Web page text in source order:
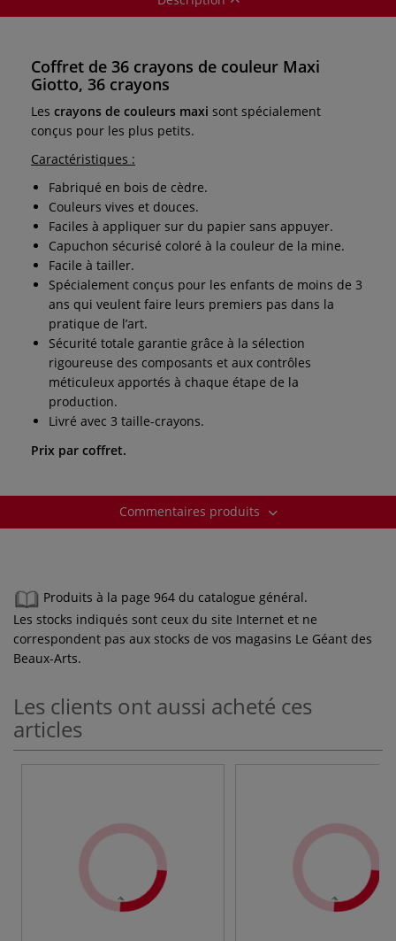
Coffret de 36 crayons de couleur Maxi
Giotto, 36 crayons
Les crayons de couleurs maxi sont spécialement
conçus pour les plus petits.
Caractéristiques :
Fabriqué en bois de cèdre.
Couleurs vives et douces.
Faciles à appliquer sur du papier sans appuyer.
Capuchon sécurisé coloré à la couleur de la mine.
Facile à tailler.
Spécialement conçus pour les enfants de moins de 3
ans qui veulent faire leurs premiers pas dans la
pratique de l’art.
Sécurité totale garantie grâce à la sélection
rigoureuse des composants et aux contrôles
méticuleux apportés à chaque étape de la
production.
Livré avec 3 taille-crayons.
Prix par coffret.
Commentaires produits
Produits à la page 964 du catalogue général.
Les stocks indiqués sont ceux du site Internet et ne
correspondent pas aux stocks de vos magasins Le Géant des
Beaux-Arts.
Les clients ont aussi acheté ces
articles